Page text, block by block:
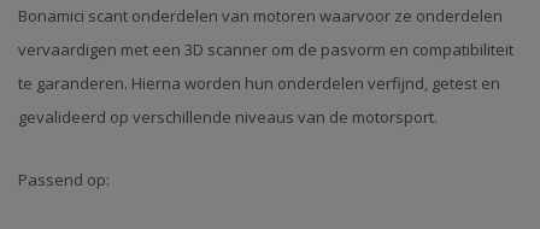
Bonamici scant onderdelen van motoren waarvoor ze onderdelen
vervaardigen met een 3D scanner om de pasvorm en compatibiliteit
te garanderen. Hierna worden hun onderdelen verfijnd, getest en
gevalideerd op verschillende niveaus van de motorsport.
Passend op: